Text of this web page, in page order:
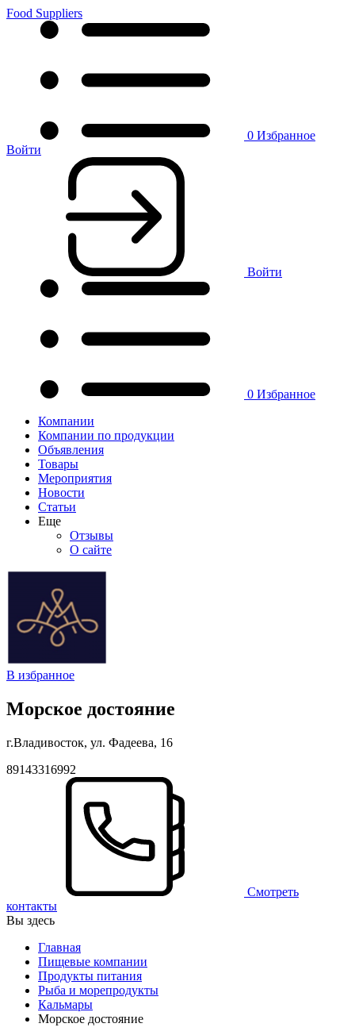
Food Suppliers
0 Избранное
Войти
Войти
0 Избранное
Компании
Компании по продукции
Объявления
Товары
Мероприятия
Новости
Статьи
Еще
Отзывы
О сайте
В избранное
Морское достояние
г.Владивосток, ул. Фадеева, 16
89143316992
Смотреть
контакты
Вы здесь
Главная
Пищевые компании
Продукты питания
Рыба и морепродукты
Кальмары
Морское достояние